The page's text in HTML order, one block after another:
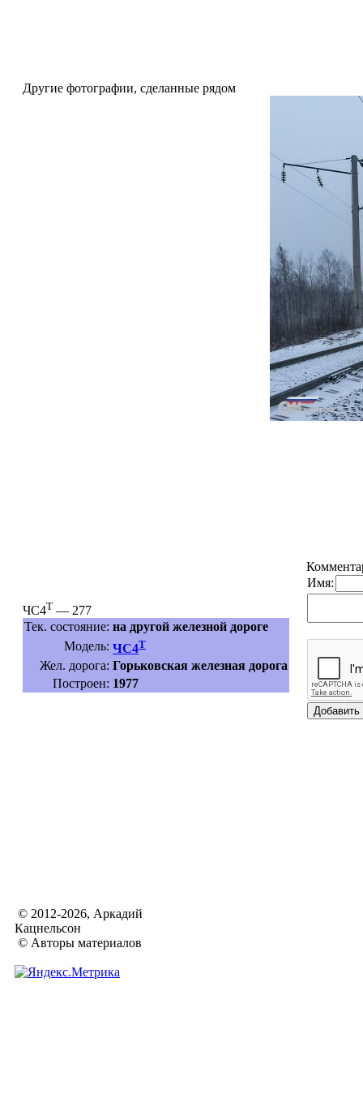
Другие фотографии, сделанные рядом
ЧС4Т — 277
Тек. состояние: на другой железной дороге
Модель: ЧС4Т
Жел. дорога: Горьковская железная дорога
Построен: 1977
Имя:
© 2012-2026, Аркадий
Кацнельсон
© Авторы материалов